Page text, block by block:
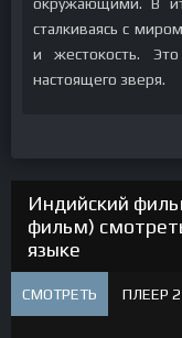
сталкиваясь с
и жестокость.
настоящего зверя.
Индийский
фильм)
языке
СМОТРЕТЬ ПЛЕЕР 2